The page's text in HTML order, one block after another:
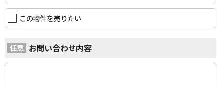
この物件を売りたい
任意 お問い合わせ内容